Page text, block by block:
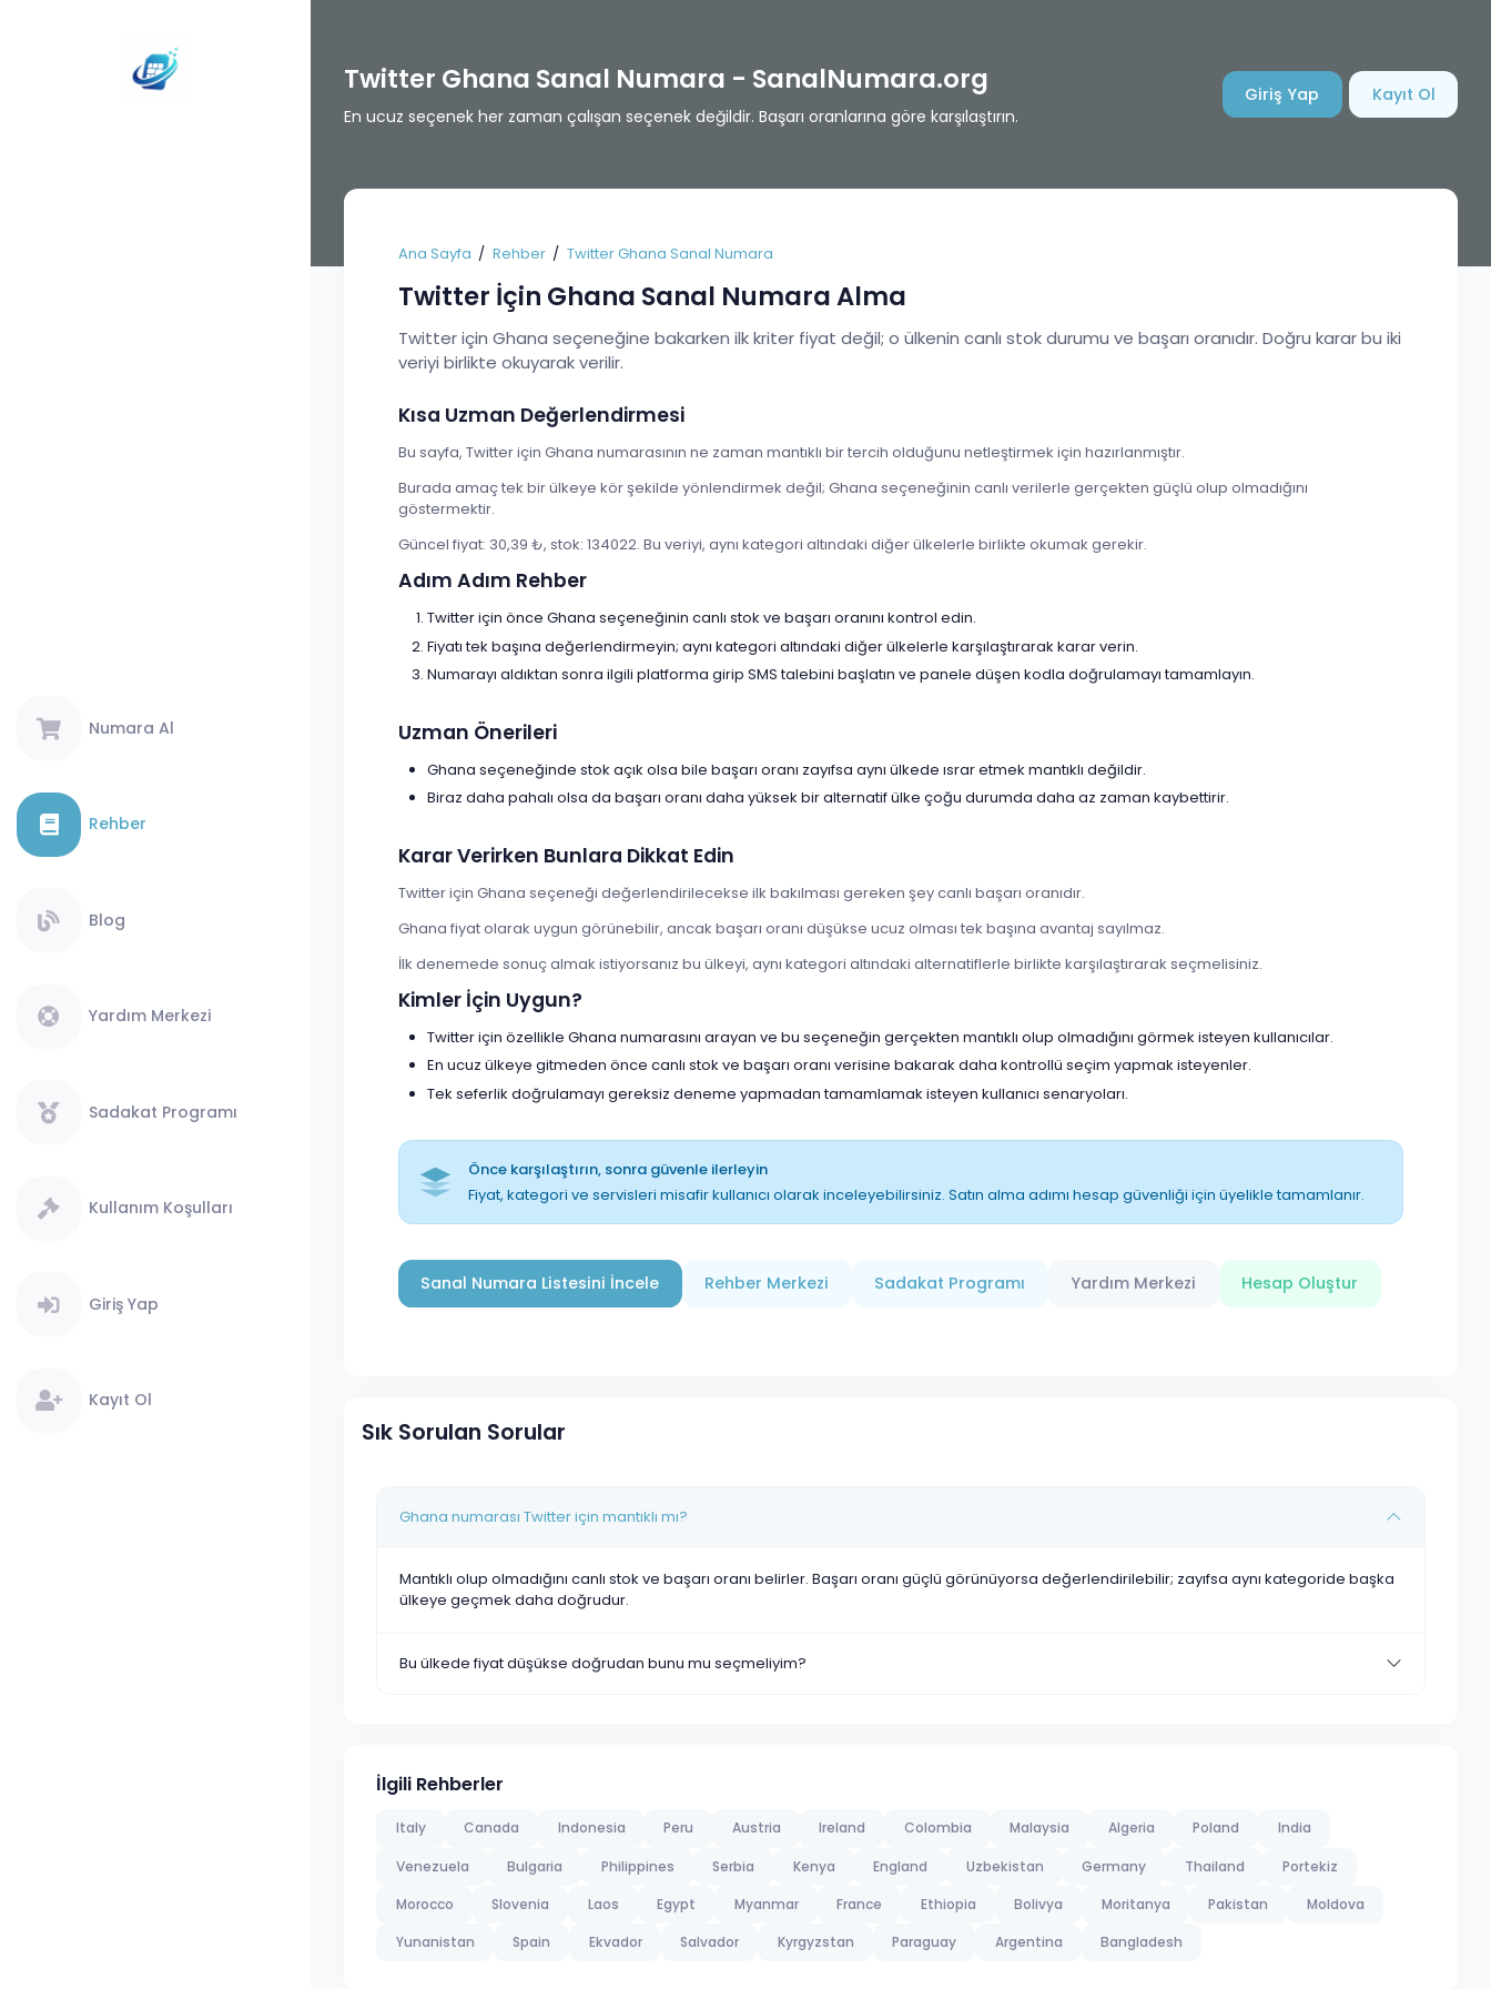
Numara Al
Rehber
Blog
Yardım Merkezi
Sadakat Programı
Kullanım Koşulları
Giriş Yap
Kayıt Ol
Twitter Ghana Sanal Numara - SanalNumara.org
En ucuz seçenek her zaman çalışan seçenek değildir. Başarı oranlarına göre karşılaştırın.
Giriş Yap Kayıt Ol
Ana Sayfa Rehber Twitter Ghana Sanal Numara
Twitter İçin Ghana Sanal Numara Alma
Twitter için Ghana seçeneğine bakarken ilk kriter fiyat değil; o ülkenin canlı stok durumu ve başarı oranıdır. Doğru karar bu iki
veriyi birlikte okuyarak verilir.
Kısa Uzman Değerlendirmesi
Bu sayfa, Twitter için Ghana numarasının ne zaman mantıklı bir tercih olduğunu netleştirmek için hazırlanmıştır.
Burada amaç tek bir ülkeye kör şekilde yönlendirmek değil; Ghana seçeneğinin canlı verilerle gerçekten güçlü olup olmadığını
göstermektir.
Güncel fiyat: 30,39 ₺, stok: 134022. Bu veriyi, aynı kategori altındaki diğer ülkelerle birlikte okumak gerekir.
Adım Adım Rehber
Twitter için önce Ghana seçeneğinin canlı stok ve başarı oranını kontrol edin.
Fiyatı tek başına değerlendirmeyin; aynı kategori altındaki diğer ülkelerle karşılaştırarak karar verin.
Numarayı aldıktan sonra ilgili platforma girip SMS talebini başlatın ve panele düşen kodla doğrulamayı tamamlayın.
Uzman Önerileri
Ghana seçeneğinde stok açık olsa bile başarı oranı zayıfsa aynı ülkede ısrar etmek mantıklı değildir.
Biraz daha pahalı olsa da başarı oranı daha yüksek bir alternatif ülke çoğu durumda daha az zaman kaybettirir.
Karar Verirken Bunlara Dikkat Edin
Twitter için Ghana seçeneği değerlendirilecekse ilk bakılması gereken şey canlı başarı oranıdır.
Ghana fiyat olarak uygun görünebilir, ancak başarı oranı düşükse ucuz olması tek başına avantaj sayılmaz.
İlk denemede sonuç almak istiyorsanız bu ülkeyi, aynı kategori altındaki alternatiflerle birlikte karşılaştırarak seçmelisiniz.
Kimler İçin Uygun?
Twitter için özellikle Ghana numarasını arayan ve bu seçeneğin gerçekten mantıklı olup olmadığını görmek isteyen kullanıcılar.
En ucuz ülkeye gitmeden önce canlı stok ve başarı oranı verisine bakarak daha kontrollü seçim yapmak isteyenler.
Tek seferlik doğrulamayı gereksiz deneme yapmadan tamamlamak isteyen kullanıcı senaryoları.
Önce karşılaştırın, sonra güvenle ilerleyin
Fiyat, kategori ve servisleri misafir kullanıcı olarak inceleyebilirsiniz. Satın alma adımı hesap güvenliği için üyelikle tamamlanır.
Sanal Numara Listesini İncele Rehber Merkezi Sadakat Programı Yardım Merkezi Hesap Oluştur
Sık Sorulan Sorular
Ghana numarası Twitter için mantıklı mı?
Mantıklı olup olmadığını canlı stok ve başarı oranı belirler. Başarı oranı güçlü görünüyorsa değerlendirilebilir; zayıfsa aynı kategoride başka
ülkeye geçmek daha doğrudur.
Bu ülkede fiyat düşükse doğrudan bunu mu seçmeliyim?
İlgili Rehberler
Italy Canada Indonesia Peru Austria Ireland Colombia Malaysia Algeria Poland India
Venezuela Bulgaria Philippines Serbia Kenya England Uzbekistan Germany Thailand Portekiz
Morocco Slovenia Laos Egypt Myanmar France Ethiopia Bolivya Moritanya Pakistan Moldova
Yunanistan Spain Ekvador Salvador Kyrgyzstan Paraguay Argentina Bangladesh